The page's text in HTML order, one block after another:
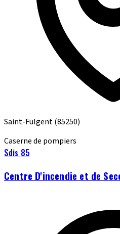
Saint-Fulgent(85250)
Caserne de pompiers
Sdis 85
Centre D'incendie et de